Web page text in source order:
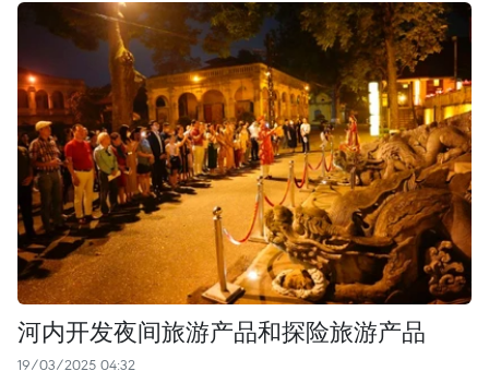
河内开发夜间旅游产品和探险旅游产品
19/03/2025 04:32